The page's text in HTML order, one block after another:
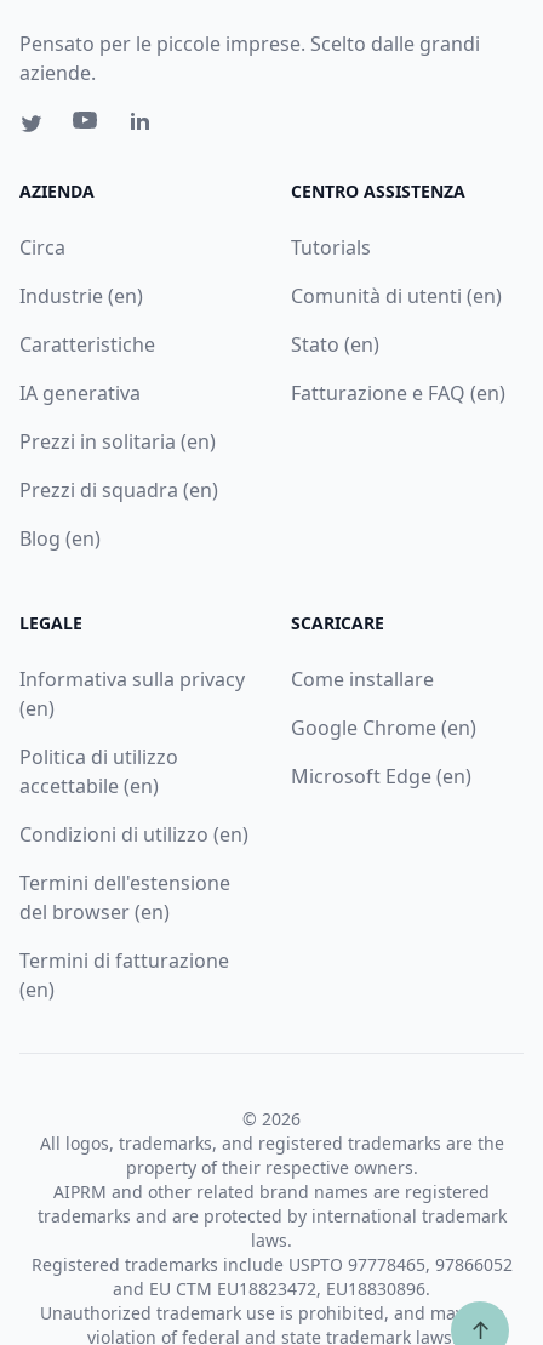
Pensato per le piccole imprese. Scelto dalle grandi
aziende.
AZIENDA
Circa
Industrie (en)
Caratteristiche
IA generativa
Prezzi in solitaria (en)
Prezzi di squadra (en)
Blog (en)
CENTRO ASSISTENZA
Tutorials
Comunità di utenti (en)
Stato (en)
Fatturazione e FAQ (en)
LEGALE
Informativa sulla privacy
(en)
Politica di utilizzo
accettabile (en)
Condizioni di utilizzo (en)
Termini dell'estensione
del browser (en)
Termini di fatturazione
(en)
SCARICARE
Come installare
Google Chrome (en)
Microsoft Edge (en)
© 2026
All logos, trademarks, and registered trademarks are the
property of their respective owners.
AIPRM and other related brand names are registered
trademarks and are protected by international trademark
laws.
Registered trademarks include USPTO 97778465, 97866052
and EU CTM EU18823472, EU18830896.
Unauthorized trademark use is prohibited, and may be a
violation of federal and state trademark laws.
↑